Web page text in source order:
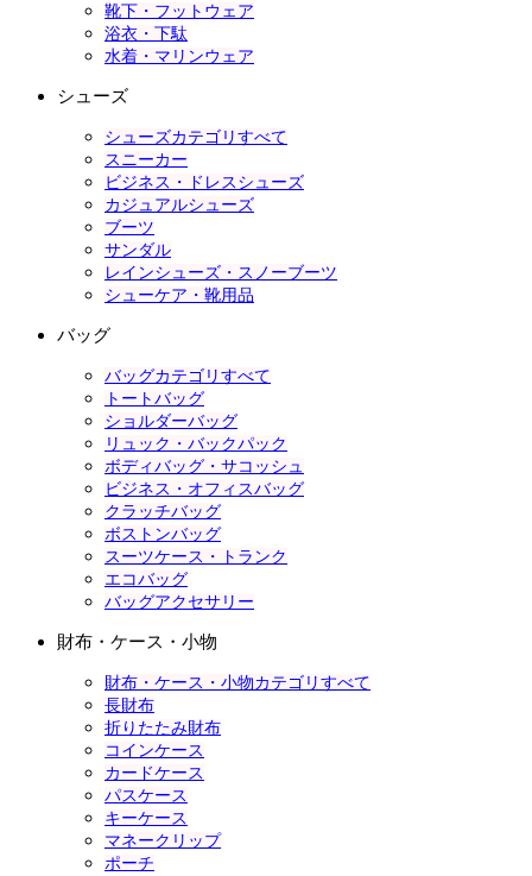
靴下・フットウェア
浴衣・下駄
水着・マリンウェア
シューズ
シューズカテゴリすべて
スニーカー
ビジネス・ドレスシューズ
カジュアルシューズ
ブーツ
サンダル
レインシューズ・スノーブーツ
シューケア・靴用品
バッグ
バッグカテゴリすべて
トートバッグ
ショルダーバッグ
リュック・バックパック
ボディバッグ・サコッシュ
ビジネス・オフィスバッグ
クラッチバッグ
ボストンバッグ
スーツケース・トランク
エコバッグ
バッグアクセサリー
財布・ケース・小物
財布・ケース・小物カテゴリすべて
長財布
折りたたみ財布
コインケース
カードケース
パスケース
キーケース
マネークリップ
ポーチ